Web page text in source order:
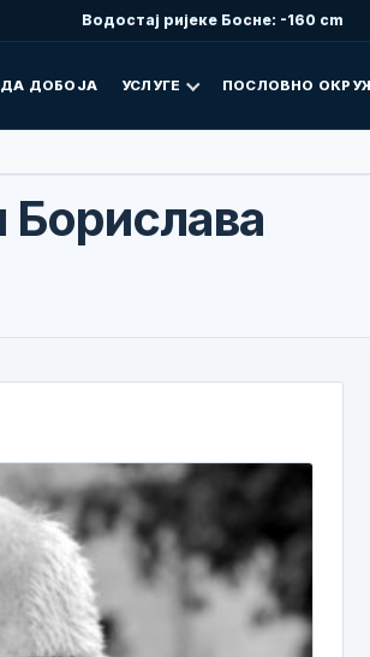
Водостај ријеке Босне: -160 cm
ДОБОЈА УСЛУГЕ ПОСЛОВНО